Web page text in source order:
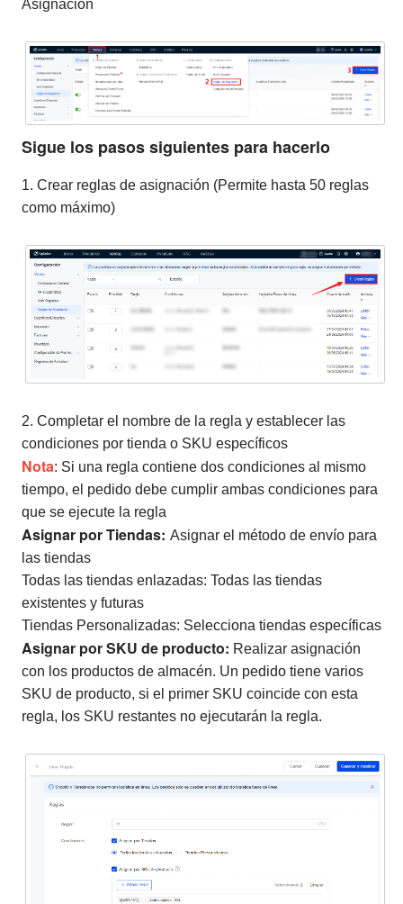
Asignación
Sigue los pasos siguientes para hacerlo
1. Crear reglas de asignación (Permite hasta 50 reglas
como máximo)
2. Completar el nombre de la regla y establecer las
condiciones por tienda o SKU específicos
Nota: Si una regla contiene dos condiciones al mismo
tiempo, el pedido debe cumplir ambas condiciones para
que se ejecute la regla
Asignar por Tiendas: Asignar el método de envío para
las tiendas
Todas las tiendas enlazadas: Todas las tiendas
existentes y futuras
Tiendas Personalizadas: Selecciona tiendas específicas
Asignar por SKU de producto: Realizar asignación
con los productos de almacén. Un pedido tiene varios
SKU de producto, si el primer SKU coincide con esta
regla, los SKU restantes no ejecutarán la regla.